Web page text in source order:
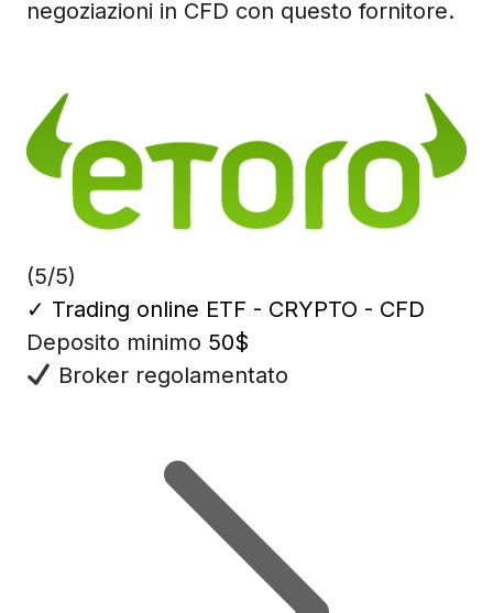
negoziazioni in CFD con questo fornitore.
(5/5)
✓ Trading online ETF - CRYPTO - CFD
Deposito minimo 50$
Broker regolamentato